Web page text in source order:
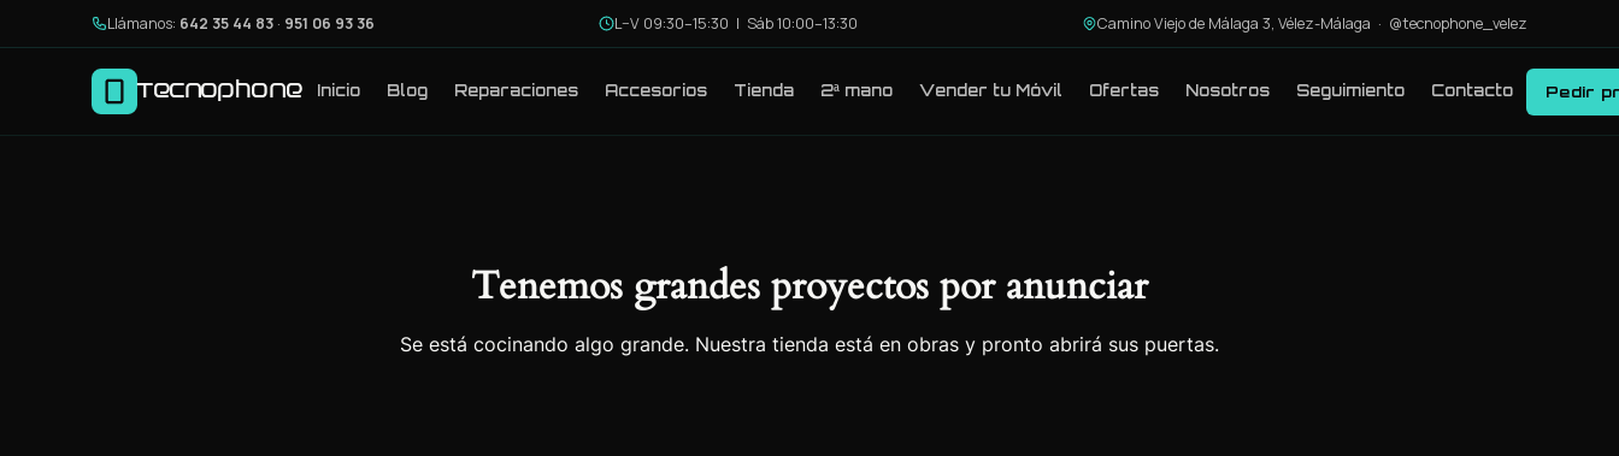
Llámanos: 642 35 44 83 · 951 06 93 36 L–V 09:30–15:30 | Sáb 10:00–13:30 Camino Viejo de Málaga 3, Vélez-Málaga · @tecnophone_velez
Tecnophone Inicio Blog Reparaciones Accesorios Tienda 2ª mano Vender tu Móvil Ofertas Nosotros Seguimiento Contacto Pedir
Tenemos grandes proyectos por anunciar
Se está cocinando algo grande. Nuestra tienda está en obras y pronto abrirá sus puertas.